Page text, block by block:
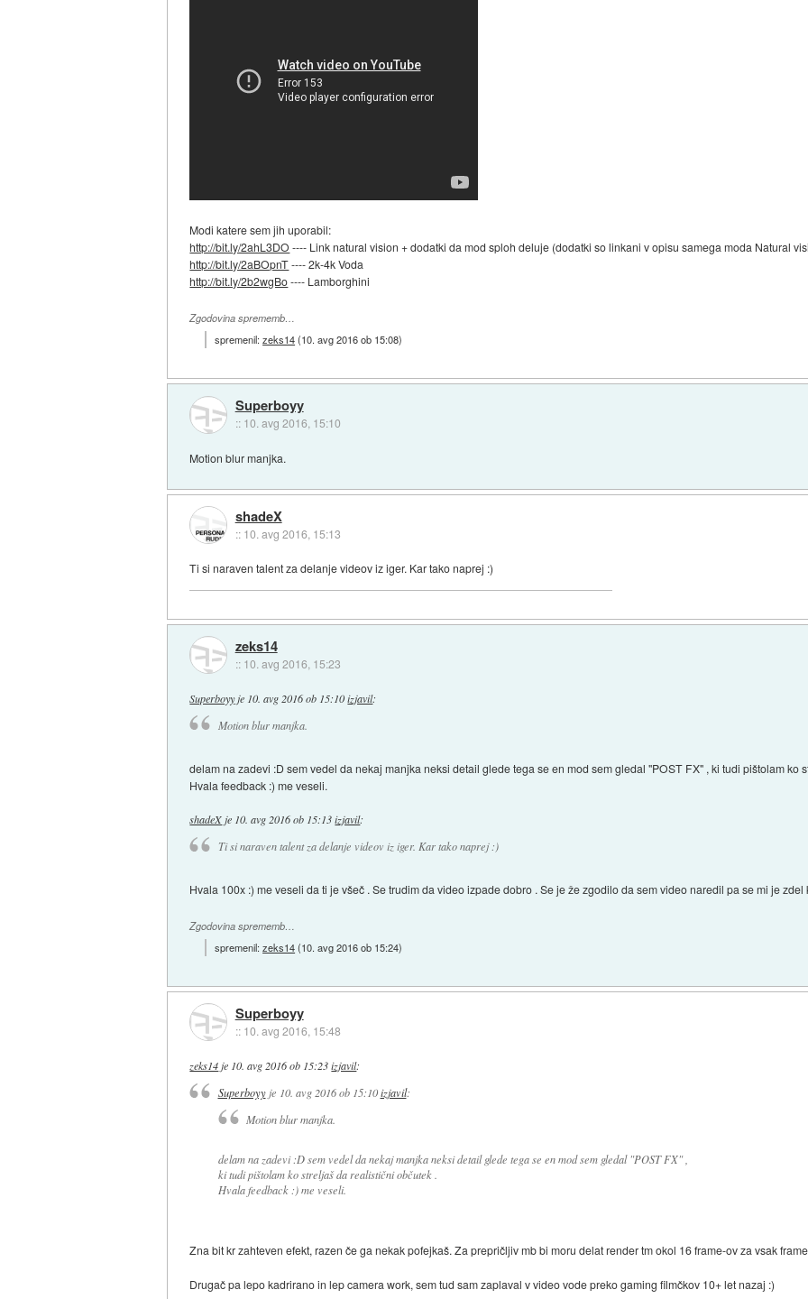
Modi katere sem jih uporabil:
http://bit.ly/2ahL3DO ---- Link natural vision + dodatki da mod sploh deluje (dodatki so linkani v opisu samega moda Natural
http://bit.ly/2aBOpnT---- 2k-4k Voda
http://bit.ly/2b2wgBo---- Lamborghini
Zgodovina sprememb…
spremenil:zeks14(10. avg 2016 ob 15:08)
Superboyy
:: 10. avg 2016, 15:10
Motion blur manjka.
shadeX
:: 10. avg 2016, 15:13
Ti si naraven talent za delanje videov iz iger. Kar tako naprej :)
zeks14
:: 10. avg 2016, 15:23
Superboyyje 10. avg 2016 ob 15:10 izjavil:
Motion blur manjka.
delam na zadevi :D sem vedel da nekaj manjka neksi detail glede tega se en mod sem gledal "POST FX" , ki tudi pištolam ko
Hvala feedback :) me veseli.
shadeX je 10. avg 2016 ob 15:13 izjavil:
Ti si naraven talent za delanje videov iz iger. Kar tako naprej :)
Hvala 100x :) me veseli da ti je všeč . Se trudim da video izpade dobro . Se je že zgodilo da sem video naredil pa se mi je
Zgodovina sprememb…
spremenil:zeks14(10. avg 2016 ob 15:24)
Superboyy
:: 10. avg 2016, 15:48
zeks14 je 10. avg 2016 ob 15:23 izjavil:
Superboyyje 10. avg 2016 ob 15:10 izjavil:
Motion blur manjka.
delam na zadevi :D sem vedel da nekaj manjka neksi detail glede tega se en mod sem gledal "POST FX" ,
ki tudi pištolam ko streljaš da realistični občutek .
Hvala feedback :) me veseli.
Zna bit kr zahteven efekt, razen če ga nekak pofejkaš. Za prepričljiv mb bi moru delat render tm okol 16 frame-ov za vsak
Drugač pa lepo kadrirano in lep camera work, sem tud sam zaplaval v video vode preko gaming filmčkov 10+ let nazaj :)